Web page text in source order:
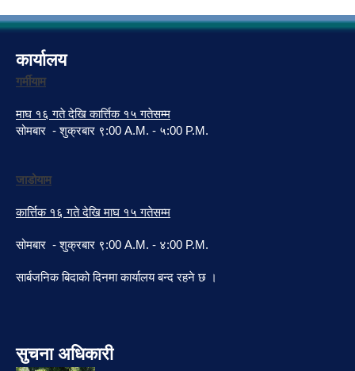
कार्यालय
गर्मीयाम
माघ १६ गते देखि कार्त्तिक १५ गतेसम्म
सोमबार - शुक्रबार ९:00 A.M. - ५:00 P.M.
जाडोयाम
कार्त्तिक १६ गते देखि माघ १५ गतेसम्म
सोमबार - शुक्रबार ९:00 A.M. - ४:00 P.M.
सार्बजनिक बिदाको दिनमा कार्यालय बन्द रहने छ ।
सुचना अधिकारी